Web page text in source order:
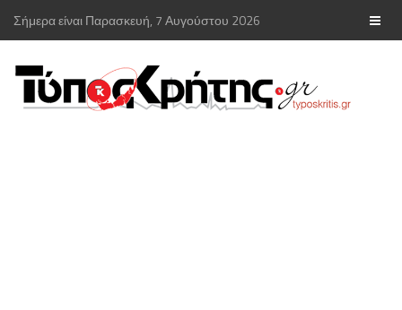
Σήμερα είναι Παρασκευή, 7 Αυγούστου 2026